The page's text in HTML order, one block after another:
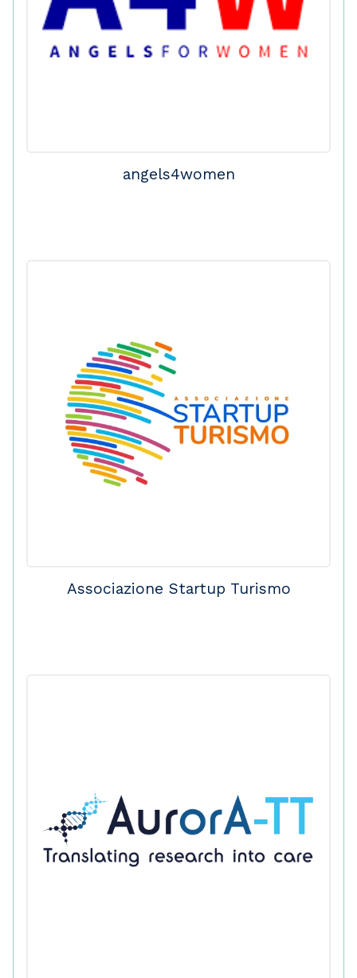
angels4women
Associazione Startup Turismo